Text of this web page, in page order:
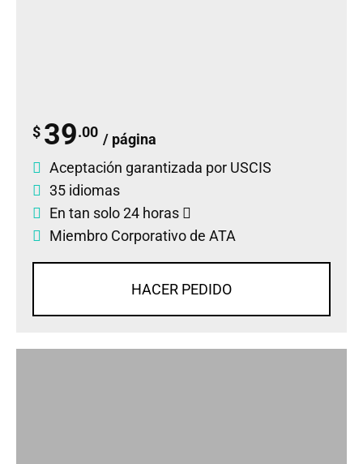
$ 39.00 / página
Aceptación garantizada por USCIS
35 idiomas
En tan solo 24 horas
Miembro Corporativo de ATA
HACER PEDIDO